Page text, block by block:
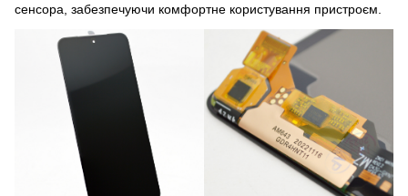
сенсора, забезпечуючи комфортне користування пристроєм.